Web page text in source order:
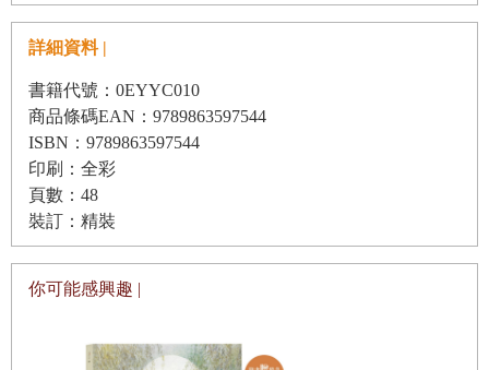
詳細資料 |
書籍代號：0EYYC010
商品條碼EAN：9789863597544
ISBN：9789863597544
印刷：全彩
頁數：48
裝訂：精裝
你可能感興趣 |